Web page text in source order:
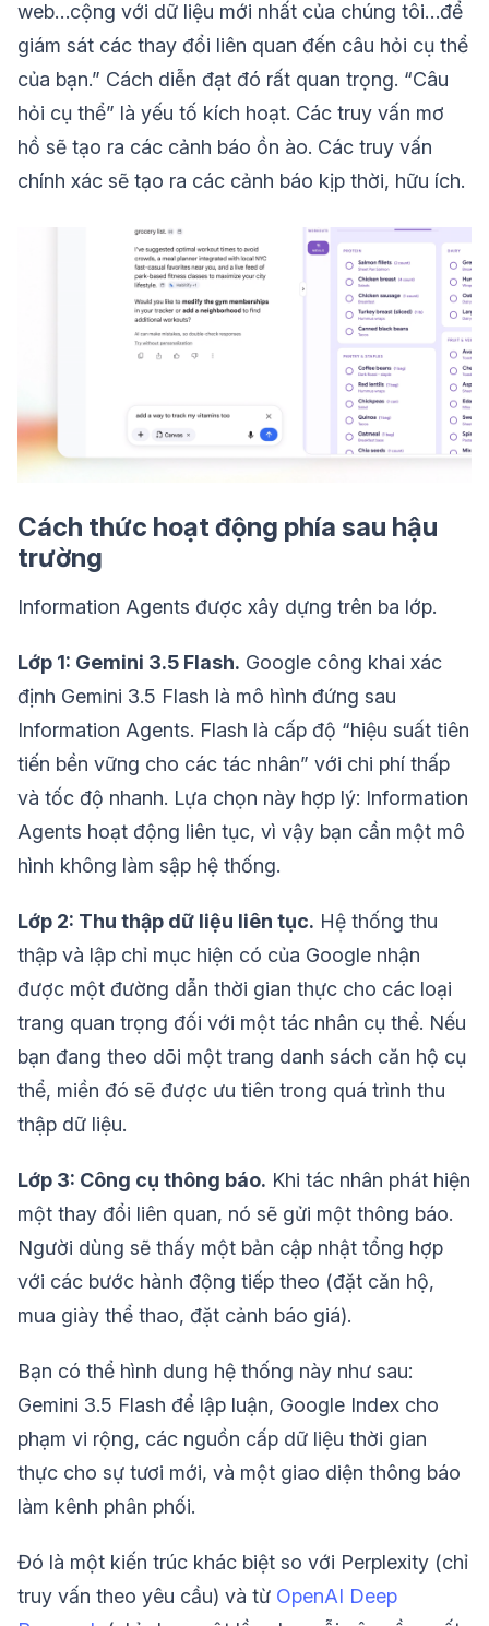
web…cộng với dữ liệu mới nhất của chúng tôi…để
giám sát các thay đổi liên quan đến câu hỏi cụ thể
của bạn.” Cách diễn đạt đó rất quan trọng. “Câu
hỏi cụ thể” là yếu tố kích hoạt. Các truy vấn mơ
hồ sẽ tạo ra các cảnh báo ồn ào. Các truy vấn
chính xác sẽ tạo ra các cảnh báo kịp thời, hữu ích.
Cách thức hoạt động phía sau hậu
trường
Information Agents được xây dựng trên ba lớp.
Lớp 1: Gemini 3.5 Flash. Google công khai xác
định Gemini 3.5 Flash là mô hình đứng sau
Information Agents. Flash là cấp độ “hiệu suất tiên
tiến bền vững cho các tác nhân” với chi phí thấp
và tốc độ nhanh. Lựa chọn này hợp lý: Information
Agents hoạt động liên tục, vì vậy bạn cần một mô
hình không làm sập hệ thống.
Lớp 2: Thu thập dữ liệu liên tục. Hệ thống thu
thập và lập chỉ mục hiện có của Google nhận
được một đường dẫn thời gian thực cho các loại
trang quan trọng đối với một tác nhân cụ thể. Nếu
bạn đang theo dõi một trang danh sách căn hộ cụ
thể, miền đó sẽ được ưu tiên trong quá trình thu
thập dữ liệu.
Lớp 3: Công cụ thông báo. Khi tác nhân phát hiện
một thay đổi liên quan, nó sẽ gửi một thông báo.
Người dùng sẽ thấy một bản cập nhật tổng hợp
với các bước hành động tiếp theo (đặt căn hộ,
mua giày thể thao, đặt cảnh báo giá).
Bạn có thể hình dung hệ thống này như sau:
Gemini 3.5 Flash để lập luận, Google Index cho
phạm vi rộng, các nguồn cấp dữ liệu thời gian
thực cho sự tươi mới, và một giao diện thông báo
làm kênh phân phối.
Đó là một kiến trúc khác biệt so với Perplexity (chỉ
truy vấn theo yêu cầu) và từ OpenAI Deep